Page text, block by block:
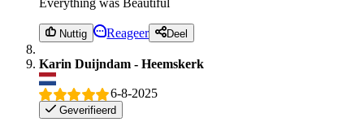
Everything was Beautiful
Nuttig Reageer Deel
Karin Duijndam - Heemskerk
6-8-2025
Geverifieerd